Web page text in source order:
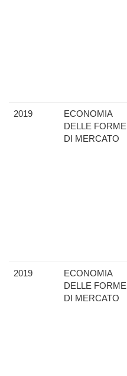
2019
ECONOMIA
DELLE FORME
DI MERCATO
2019
ECONOMIA
DELLE FORME
DI MERCATO